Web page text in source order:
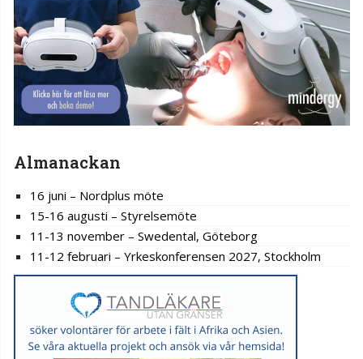
Almanackan
16 juni – Nordplus möte
15-16 augusti – Styrelsemöte
11-13 november – Swedental, Göteborg
11-12 februari – Yrkeskonferensen 2027, Stockholm